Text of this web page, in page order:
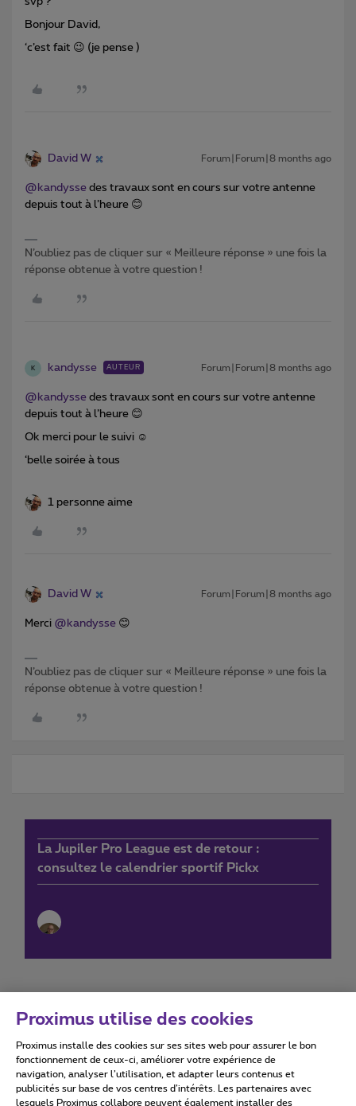
Bonjour David,
‘c’est fait 😉 (je pense )
David W Forum|Forum|8 months ago
@kandysse des travaux sont en cours sur votre antenne
depuis tout à l’heure 😊
N’oubliez pas de cliquer sur « Meilleure réponse » une fois la
réponse obtenue à votre question !
K kandysse AUTEUR Forum|Forum|8 months ago
@kandysse des travaux sont en cours sur votre antenne
depuis tout à l’heure 😊
Ok merci pour le suivi ☺️
‘belle soirée à tous
1 personne aime
David W Forum|Forum|8 months ago
Merci ​ @kandysse 😊
N’oubliez pas de cliquer sur « Meilleure réponse » une fois la
réponse obtenue à votre question !
La Jupiler Pro League est de retour :
consultez le calendrier sportif Pickx
Conditions d'utilisation Accessibility statement
Proximus utilise des cookies
Proximus installe des cookies sur ses sites web pour assurer le bon
fonctionnement de ceux-ci, améliorer votre expérience de
navigation, analyser l’utilisation, et adapter leurs contenus et
publicités sur base de vos centres d’intérêts. Les partenaires avec
lesquels Proximus collabore peuvent également installer des